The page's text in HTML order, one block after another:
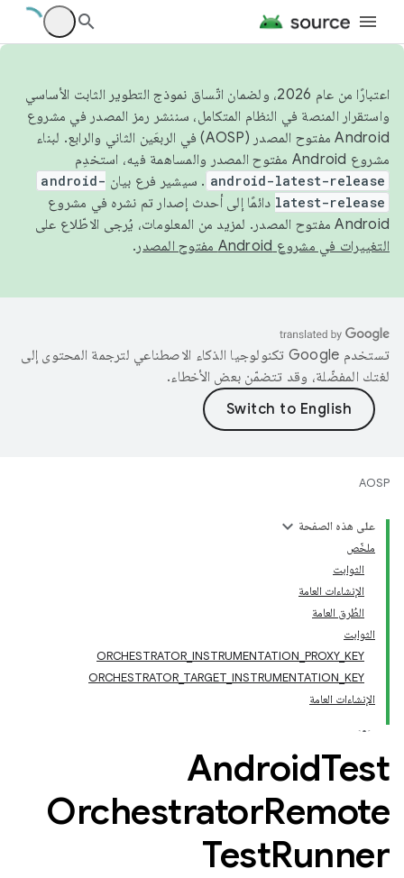
اعتبارًا من عام 2026، ولضمان اتّساق نموذج التطوير الثابت الأساسي
واستقرار المنصة في النظام المتكامل، سننشر رمز المصدر في مشروع
Android مفتوح المصدر (AOSP) في الربعَين الثاني والرابع. لبناء
مشروع Android مفتوح المصدر والمساهمة فيه، استخدِم
android-latest-release . سيشير فرع بيان android-
latest-release دائمًا إلى أحدث إصدار تم نشره في مشروع
Android مفتوح المصدر. لمزيد من المعلومات، يُرجى الاطّلاع على
التغييرات في مشروع Android مفتوح المصدر
.
تستخدم Google تكنولوجيا الذكاء الاصطناعي لترجمة المحتوى إلى
لغتك المفضّلة، وقد تتضمّن بعض الأخطاء.
AOSP
على هذه الصفحة
ملخّص
الثوابت
الإنشاءات العامة
الطُرق العامة
الثوابت
ORCHESTRATOR_INSTRUMENTATION_PROXY_KEY
ORCHESTRATOR_TARGET_INSTRUMENTATION_KEY
الإنشاءات العامة
AndroidTest
OrchestratorRemote
TestRunner